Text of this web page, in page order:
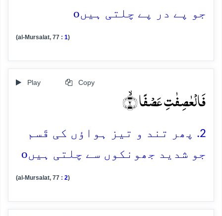
جو پے در پے چلتی ہیںo
(al-Mursalat, 77 : 1)
Play Copy
فَالۡعٰصِفٰتِ عَصۡفًا ۙ﴿۲﴾
2. پھر تند و تیز ہواؤں کی قَسم
جو شدید جھونکوں سے چلتی ہیںo
(al-Mursalat, 77 : 2)